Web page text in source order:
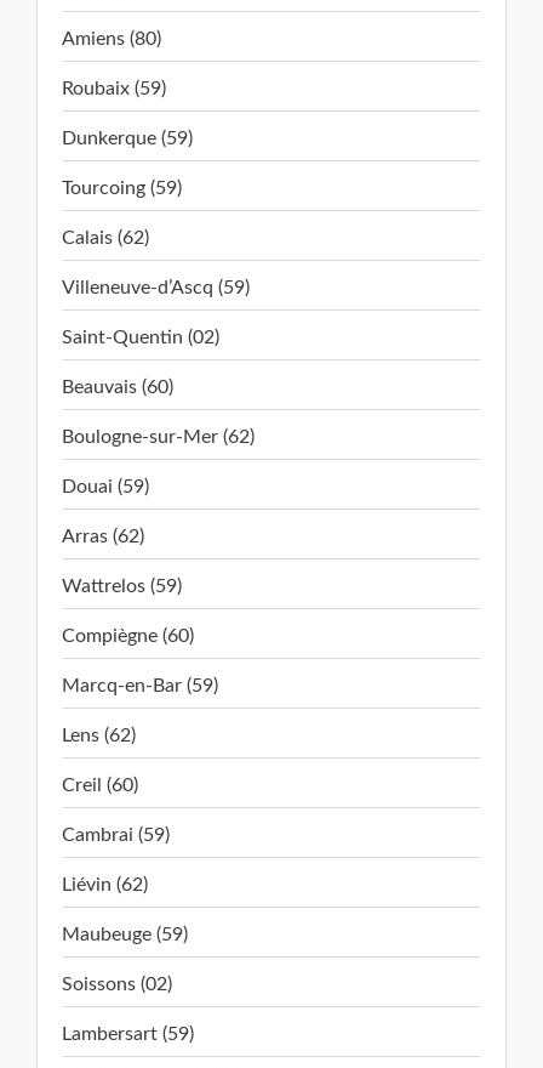
Amiens (80)
Roubaix (59)
Dunkerque (59)
Tourcoing (59)
Calais (62)
Villeneuve-d’Ascq (59)
Saint-Quentin (02)
Beauvais (60)
Boulogne-sur-Mer (62)
Douai (59)
Arras (62)
Wattrelos (59)
Compiègne (60)
Marcq-en-Bar (59)
Lens (62)
Creil (60)
Cambrai (59)
Liévin (62)
Maubeuge (59)
Soissons (02)
Lambersart (59)